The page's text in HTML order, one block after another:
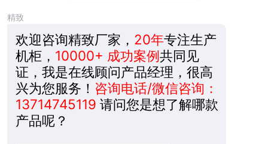
精致
欢迎咨询精致厂家， 20年专注生产
机柜， 10000+ 成功案例共同见
证，我是在线顾问产品经理，很高
兴为您服务！ 咨询电话/微信咨询：
13714745119 请问您是想了解哪款
产品呢？